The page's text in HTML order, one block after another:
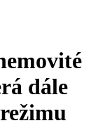
dále